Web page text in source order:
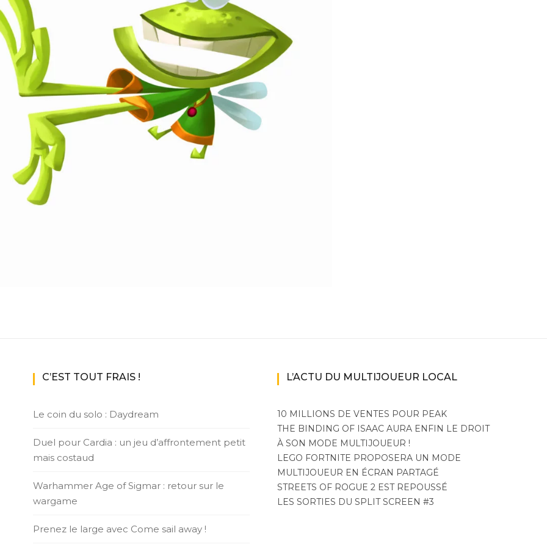
Access+ Par plateforme
PC
PS4
PS5
Switch
XBox One
C’EST TOUT FRAIS !
Le coin du solo : Daydream
Duel pour Cardia : un jeu d’affrontement petit
mais costaud
Warhammer Age of Sigmar : retour sur le
wargame
Prenez le large avec Come sail away !
L’ACTU DU MULTIJOUEUR LOCAL
10 MILLIONS DE VENTES POUR PEAK
THE BINDING OF ISAAC AURA ENFIN LE DROIT
À SON MODE MULTIJOUEUR !
LEGO FORTNITE PROPOSERA UN MODE
MULTIJOUEUR EN ÉCRAN PARTAGÉ
STREETS OF ROGUE 2 EST REPOUSSÉ
LES SORTIES DU SPLIT SCREEN #3